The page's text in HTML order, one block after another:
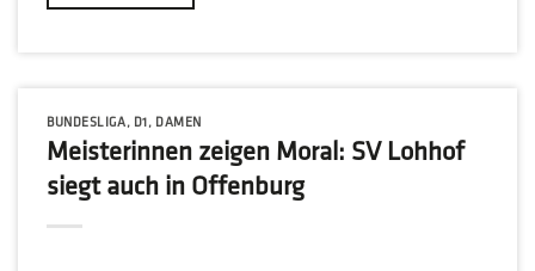
BUNDESLIGA, D1 , DAMEN
Meisterinnen zeigen Moral: SV Lohhof
siegt auch in Offenburg